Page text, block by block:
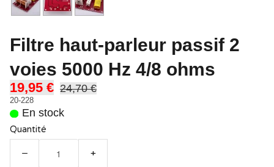
Filtre haut-parleur passif 2
voies 5000 Hz 4/8 ohms
19,95 € 24,70 €
20-228
En stock
Quantité
− +